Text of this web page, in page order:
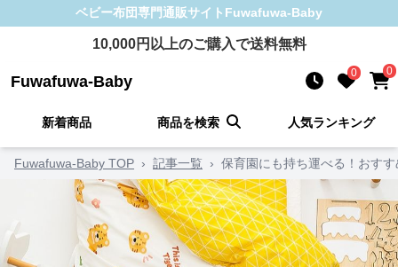
ベビー布団専門通販サイト Fuwafuwa-Baby
10,000円以上のご購入で送料無料
Fuwafuwa-Baby 0 0
新着商品 商品を検索 人気ランキング
Fuwafuwa-Baby TOP › 記事一覧 › 保育園にも持ち運べる！おす